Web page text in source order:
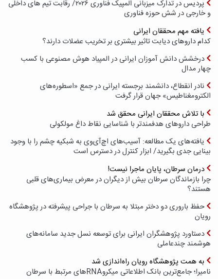
پردیس در تدارک میزبانی المپیک فناوری ۲۰۲۶/ رقابت تیم های داخلی
و خارجی در شش حوزه فناوری
یافته مهم محققان ایرانی
کدام داروهای دیابت تاثیر بیشتری بر تخریب عضلات دارند؟
درخشش دانش آموزان ایرانی در المپیاد هوش مصنوعی با کسب
چهار مدال
نادر انقطاع، دانشمند برجسته ایرانی در جمع «اسطوره‌های
الکترومغناطیس» جهان قرار گرفت
با تلاش محققان ایرانی محقق شد
طراحی داروهای هدفمندتر با شناسایی نقاط داغ مولکولی
یافته‌های یک مطالعه: آسیب‌های اچ‌آی‌وی به شبکیه چشم را با وجود
بینایی جدی بگیرید/ ابزار کنترل در دسترس است
درمان سرطان، پایان ماجرا نیست!
چرا بازماندگان سرطان بیش از دیگران در معرض بیماری‌های قلبی
هستند؟
حفظ باروری دو دختر مبتلا به سرطان با جراحی پیشرفته در پژوهشگاه
رویان
دستاورد پژوهشگران ایرانی برای توسعه نسل جدید سامانه‌های
هوشمند چندعاملی
به همت پژوهشگاه رویان راه‌اندازی شد
نامیرا؛ جامع‌ترین بانک اطلاعاتی میکروRNAهای مرتبط با سرطان